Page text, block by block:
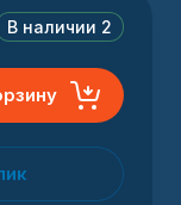
В наличии 2